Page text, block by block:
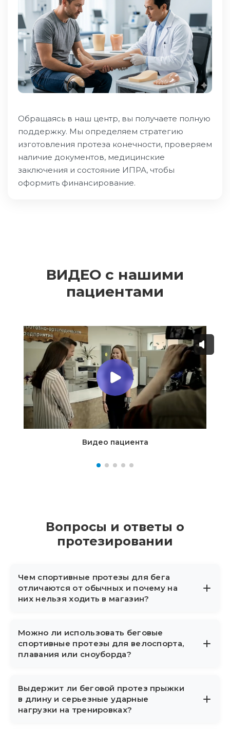
Обращаясь в наш центр, вы получаете полную
поддержку. Мы определяем стратегию
изготовления протеза конечности, проверяем
наличие документов, медицинские
заключения и состояние ИПРА, чтобы
оформить финансирование.
ВИДЕО с нашими
пациентами
Видео пациента
Вопросы и ответы о
протезировании
Чем спортивные протезы для бега
отличаются от обычных и почему на
них нельзя ходить в магазин?
Спортивные протезы спроектированы
исключительно для тренировок и
соревнований, а не для повседневного
рассчитаны на динамические нагрузки и
быстрый бег. Включая в мир спорта новые
элементы, атлеты выбирают
Можно ли использовать беговые
спортивные протезы для велоспорта,
плавания или сноуборда?
Для каждого направления спорта требуются
отдельные системы. Например, для
велоспорта или в случае катания на лыжах и
Выдержит ли беговой протез прыжки
в длину и серьезные ударные
нагрузки на тренировках?